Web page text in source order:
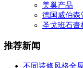
美巢产品
德国威伯森
圣戈班石膏
推荐新闻
不同装修风格全